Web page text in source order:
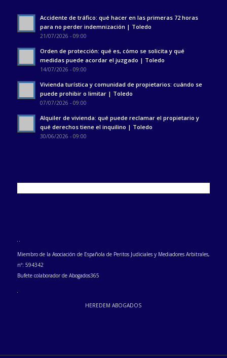
Accidente de tráfico: qué hacer en las primeras 72 horas
para no perder indemnización | Toledo
21/07/2026 - 09:00
Orden de protección: qué es, cómo se solicita y qué
medidas puede acordar el juzgado | Toledo
14/07/2026 - 09:00
Vivienda turística y comunidad de propietarios: cuándo se
puede prohibir o limitar | Toledo
07/07/2026 - 09:00
Alquiler de vivienda: qué puede reclamar el propietario y
qué derechos tiene el inquilino | Toledo
30/06/2026 - 09:00
Miembro de la Asociación de Española de Peritos Judiciales y Mediadores Arbitrales,
nº: 594342
Bufete colaborador de Abogados365
HEREDEM ABOGADOS